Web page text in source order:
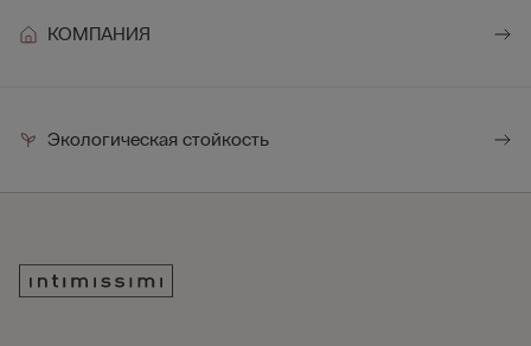
КОМПАНИЯ
Экологическая стойкость